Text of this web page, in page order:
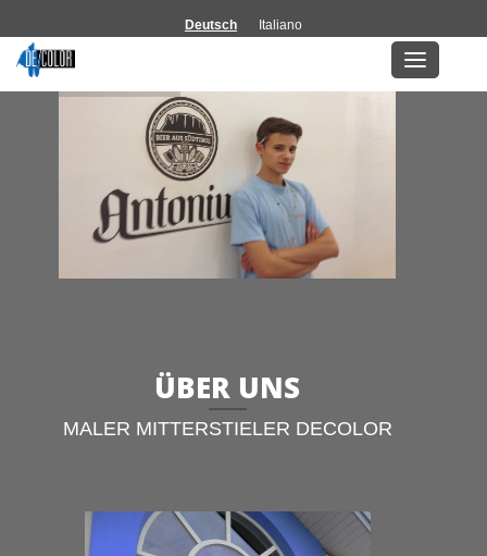
Deutsch Italiano
Decolor –
ÜBER UNS
MALER MITTERSTIELER DECOLOR